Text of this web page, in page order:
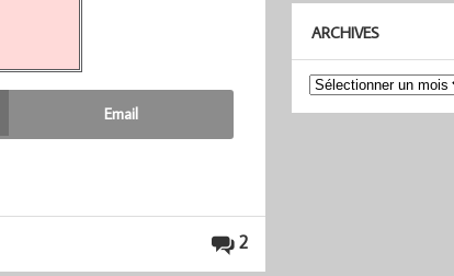
Email
2
ARCHIVES
Archives